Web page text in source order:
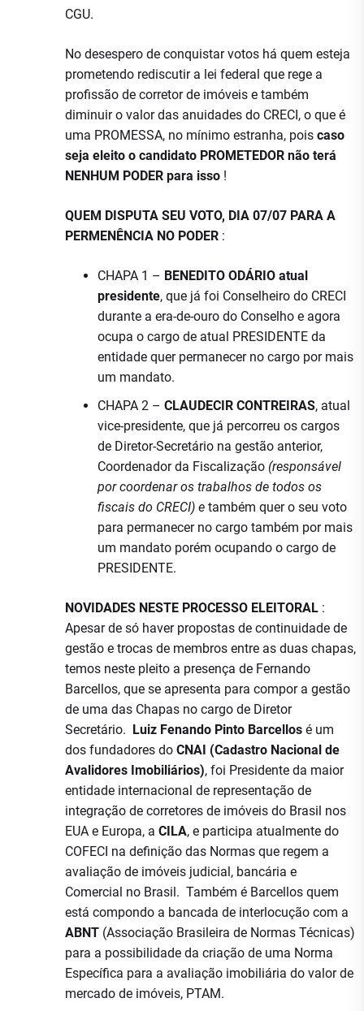
CGU.
No desespero de conquistar votos há quem esteja
prometendo rediscutir a lei federal que rege a
profissão de corretor de imóveis e também
diminuir o valor das anuidades do CRECI, o que é
uma PROMESSA, no mínimo estranha, pois caso
seja eleito o candidato PROMETEDOR não terá
NENHUM PODER para isso !
QUEM DISPUTA SEU VOTO, DIA 07/07 PARA A
PERMENÊNCIA NO PODER :
CHAPA 1 – BENEDITO ODÁRIO atual
presidente, que já foi Conselheiro do CRECI
durante a era-de-ouro do Conselho e agora
ocupa o cargo de atual PRESIDENTE da
entidade quer permanecer no cargo por mais
um mandato.
CHAPA 2 – CLAUDECIR CONTREIRAS, atual
vice-presidente, que já percorreu os cargos
de Diretor-Secretário na gestão anterior,
Coordenador da Fiscalização (responsável
por coordenar os trabalhos de todos os
fiscais do CRECI) e também quer o seu voto
para permanecer no cargo também por mais
um mandato porém ocupando o cargo de
PRESIDENTE.
NOVIDADES NESTE PROCESSO ELEITORAL :
Apesar de só haver propostas de continuidade de
gestão e trocas de membros entre as duas chapas,
temos neste pleito a presença de Fernando
Barcellos, que se apresenta para compor a gestão
de uma das Chapas no cargo de Diretor
Secretário. Luiz Fenando Pinto Barcellos é um
dos fundadores do CNAI (Cadastro Nacional de
Avalidores Imobiliários), foi Presidente da maior
entidade internacional de representação de
integração de corretores de imóveis do Brasil nos
EUA e Europa, a CILA, e participa atualmente do
COFECI na definição das Normas que regem a
avaliação de imóveis judicial, bancária e
Comercial no Brasil. Também é Barcellos quem
está compondo a bancada de interlocução com a
ABNT (Associação Brasileira de Normas Técnicas)
para a possibilidade da criação de uma Norma
Específica para a avaliação imobiliária do valor de
mercado de imóveis, PTAM.